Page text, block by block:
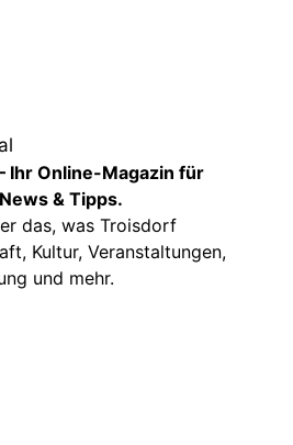
Ihr Online-Magazin für
& Tipps.
das, was Troisdorf
Kultur, Veranstaltungen,
und mehr.